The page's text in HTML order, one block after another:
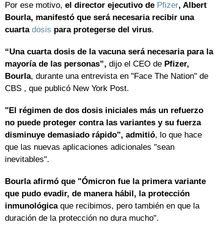
Por ese motivo, el director ejecutivo de Pfizer, Albert
Bourla, manifestó que será necesaria recibir una
cuarta dosis para protegerse del virus.
“Una cuarta dosis de la vacuna será necesaria para la
mayoría de las personas”, dijo el CEO de Pfizer,
Bourla, durante una entrevista en "Face The Nation" de
CBS , que publicó New York Post.
"El régimen de dos dosis iniciales más un refuerzo
no puede proteger contra las variantes y su fuerza
disminuye demasiado rápido", admitió, lo que hace
que las nuevas aplicaciones adicionales "sean
inevitables".
Bourla afirmó que "Ómicron fue la primera variante
que pudo evadir, de manera hábil, la protección
inmunológicaque recibimos, pero también en que la
duración de la protección no dura mucho".